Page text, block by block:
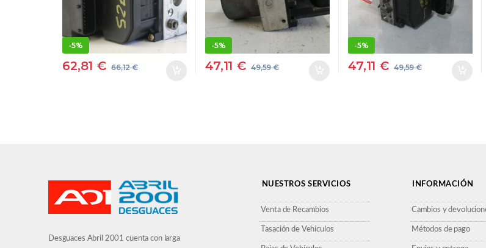
MODULADOR
-5%
62,81 € 66,12€
BOSCH
MODULADOR
-5%
47,11 € 49,59€
-5%
47,11 € 49,59€
Desguaces Abril 2001 cuenta con larga
NUESTROS SERVICIOS
Venta de Recambios
Tasación de Vehículos
INFORMACIÓN
Cambios y
Métodos de pago